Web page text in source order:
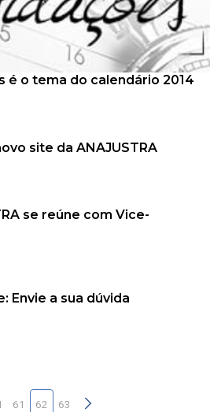
é o tema do calendário 2014
site da ANAJUSTRA
se reúne com Vice-
Envie a sua dúvida
61 62 63